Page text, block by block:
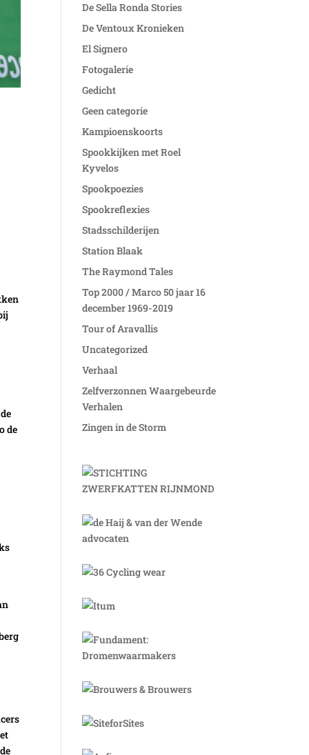
de
De Sella Ronda Stories
De Ventoux Kronieken
El Signero
Fotogalerie
Gedicht
Geen categorie
Kampioenskoorts
Spookkijken met Roel
Kyvelos
Spookpoezies
Spookreflexies
Stadsschilderijen
Station Blaak
The Raymond Tales
Top 2000 / Marco 50 jaar 16
december 1969-2019
Tour of Aravallis
Uncategorized
Verhaal
Zelfverzonnen Waargebeurde
Verhalen
Zingen in de Storm